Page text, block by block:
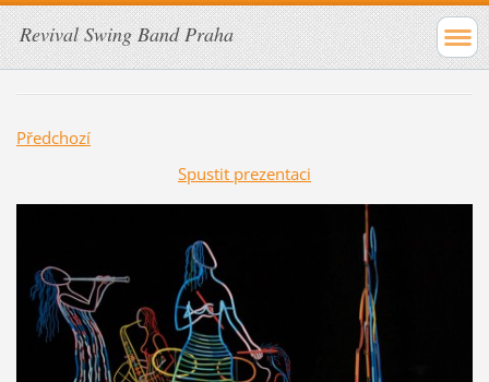
Revival Swing Band Praha
Předchozí
Spustit prezentaci